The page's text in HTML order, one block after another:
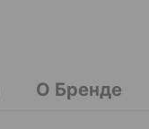
О Бренде